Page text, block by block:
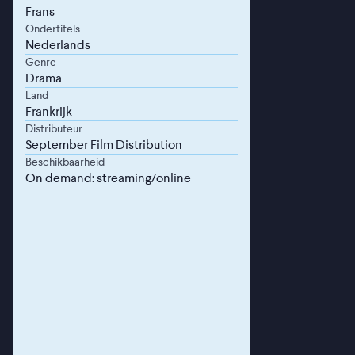
Frans
Ondertitels
Nederlands
Genre
Drama
Land
Frankrijk
Distributeur
September Film Distribution
Beschikbaarheid
On demand: streaming/online